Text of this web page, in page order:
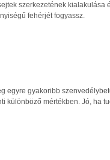
szerkezetének
fehérjét fogyassz.
egyre gyakoribb
különböző mértékben. Jó, ha